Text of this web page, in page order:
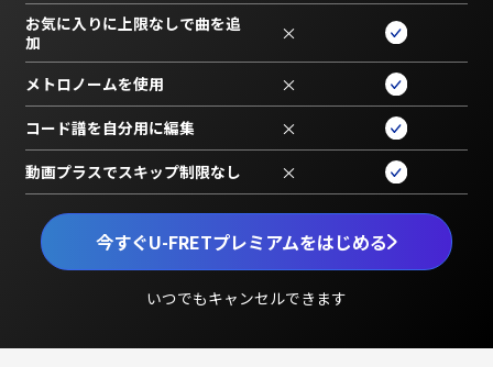
今すぐU-FRETプレミアムをはじめる
いつでもキャンセルできます
お気に入りに上限なしで曲を追
加
×
メトロノームを使用 ×
コード譜を自分用に編集 ×
動画プラスでスキップ制限なし ×